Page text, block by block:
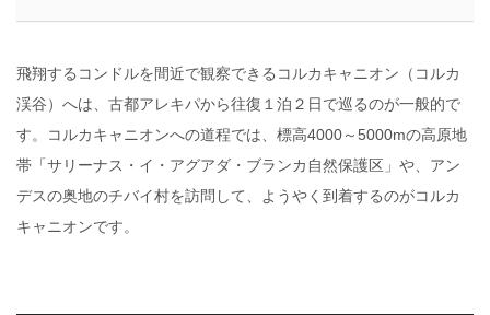
飛翔するコンドルを間近で観察できるコルカキャニオン（コルカ
渓谷）へは、古都アレキパから往復１泊２日で巡るのが一般的で
す。コルカキャニオンへの道程では、標高4000～5000mの高原地
帯「サリーナス・イ・アグアダ・ブランカ自然保護区」や、アン
デスの奥地のチバイ村を訪問して、ようやく到着するのがコルカ
キャニオンです。